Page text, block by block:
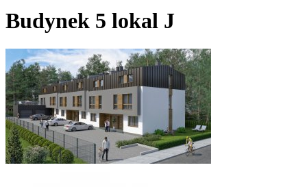
Budynek 5 lokal J